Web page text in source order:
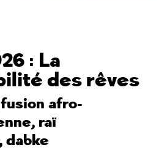
: La
des rêves
afro-
raï
dabke